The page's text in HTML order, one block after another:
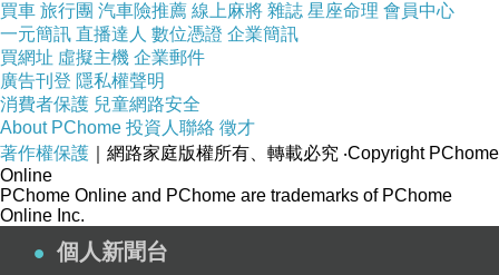
買車 旅行團 汽車險推薦 線上麻將 雜誌 星座命理 會員中心
一元簡訊 直播達人 數位憑證 企業簡訊
買網址 虛擬主機 企業郵件
廣告刊登 隱私權聲明
消費者保護 兒童網路安全
About PChome 投資人聯絡 徵才
著作權保護 ｜網路家庭版權所有、轉載必究 ‧Copyright PChome
Online
PChome Online and PChome are trademarks of PChome
Online Inc.
個人新聞台